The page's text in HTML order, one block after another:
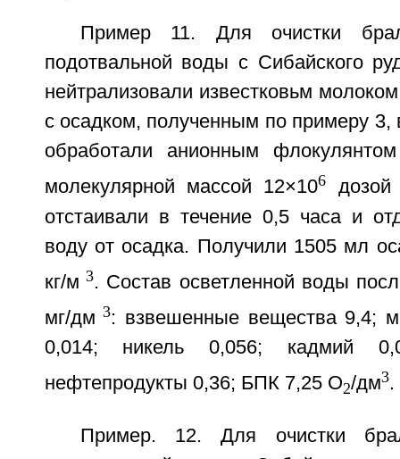
Пример 11. Для очистки
подотвальной воды с Сибайского
нейтрализовали известковьм
с осадком, полученным по примеру 3,
обработали анионным
молекулярной массой 12×106
отстаивали в течение 0,5 часа и
воду от осадка. Получили 1505 мл
кг/м 3. Состав осветленной воды
мг/дм 3: взвешенные вещества 9,4;
0,014; никель 0,056; кадмий
нефтепродукты 0,36; БПК 7,25 О2/дм3.
Пример. 12. Для очистки